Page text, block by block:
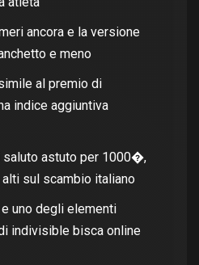
ancora e la versione
e meno
al premio di
indice aggiuntiva
saluto astuto per 1000�,
sul scambio italiano
uno degli elementi
indivisible bisca online